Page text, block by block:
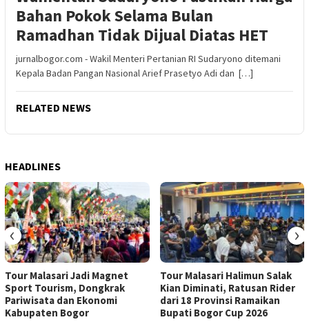
Bahan Pokok Selama Bulan
Ramadhan Tidak Dijual Diatas HET
jurnalbogor.com - Wakil Menteri Pertanian RI Sudaryono ditemani
Kepala Badan Pangan Nasional Arief Prasetyo Adi dan […]
RELATED NEWS
HEADLINES
Tour Malasari Jadi Magnet
Sport Tourism, Dongkrak
Pariwisata dan Ekonomi
Kabupaten Bogor
Tour Malasari Halimun Salak
Kian Diminati, Ratusan Rider
dari 18 Provinsi Ramaikan
Bupati Bogor Cup 2026
‹ ›